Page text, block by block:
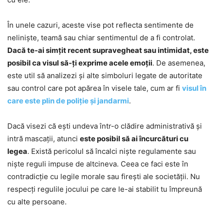
În unele cazuri, aceste vise pot reflecta sentimente de
neliniște, teamă sau chiar sentimentul de a fi controlat.
Dacă te-ai simțit recent supravegheat sau intimidat, este
posibil ca visul să-ți exprime acele emoții. De asemenea,
este util să analizezi și alte simboluri legate de autoritate
sau control care pot apărea în visele tale, cum ar fi visul în
care este plin de poliție și jandarmi.
Dacă visezi că ești undeva într-o clădire administrativă și
intră mascații, atunci este posibil să ai încurcături cu
legea. Există pericolul să încalci niște regulamente sau
niște reguli impuse de altcineva. Ceea ce faci este în
contradicție cu legile morale sau firești ale societății. Nu
respecți regulile jocului pe care le-ai stabilit tu împreună
cu alte persoane.